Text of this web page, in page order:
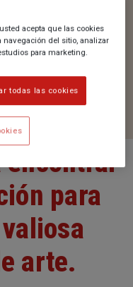
encontrar
para
arte.
acepta que las cookies
del sitio, analizar
para marketing.
todas las cookies